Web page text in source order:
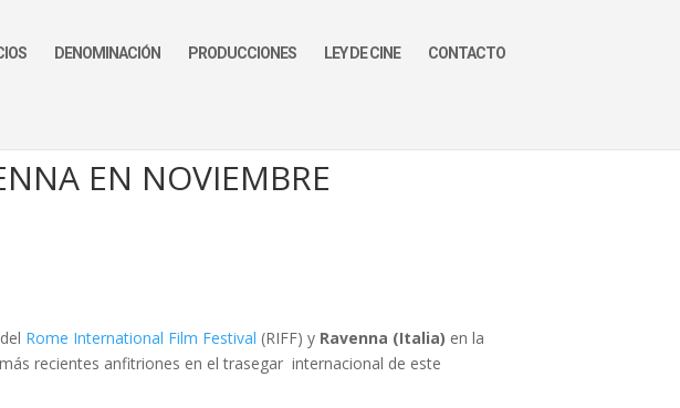
DENOMINACIÓN PRODUCCIONES LEY DE CINE CONTACTO
EN NOVIEMBRE
Rome International Film Festival (RIFF) y Ravenna (Italia) en la
recientes anfitriones en el trasegar internacional de este